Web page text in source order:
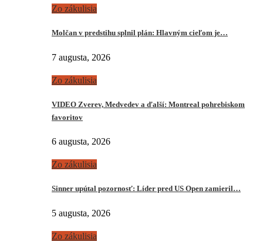
Zo zákulisia
Molčan v predstihu splnil plán: Hlavným cieľom je…
7 augusta, 2026
Zo zákulisia
VIDEO Zverev, Medvedev a ďalší: Montreal pohrebiskom
favoritov
6 augusta, 2026
Zo zákulisia
Sinner upútal pozornosť: Líder pred US Open zamieril…
5 augusta, 2026
Zo zákulisia